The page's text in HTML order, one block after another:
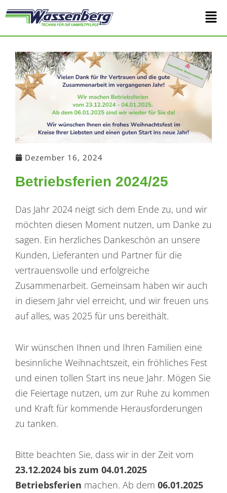
Inhalt
springen
Main
Dezember 16, 2024
Betriebsferien 2024/25
Das Jahr 2024 neigt sich dem Ende zu, und wir
möchten diesen Moment nutzen, um Danke zu
sagen. Ein herzliches Dankeschön an unsere
Kunden, Lieferanten und Partner für die
vertrauensvolle und erfolgreiche
Zusammenarbeit. Gemeinsam haben wir auch
in diesem Jahr viel erreicht, und wir freuen uns
auf alles, was 2025 für uns bereithält.
Wir wünschen Ihnen und Ihren Familien eine
besinnliche Weihnachtszeit, ein fröhliches Fest
und einen tollen Start ins neue Jahr. Mögen Sie
die Feiertage nutzen, um zur Ruhe zu kommen
und Kraft für kommende Herausforderungen
zu tanken.
Bitte beachten Sie, dass wir in der Zeit vom
23.12.2024 bis zum 04.01.2025
Betriebsferien machen. Ab dem 06.01.2025